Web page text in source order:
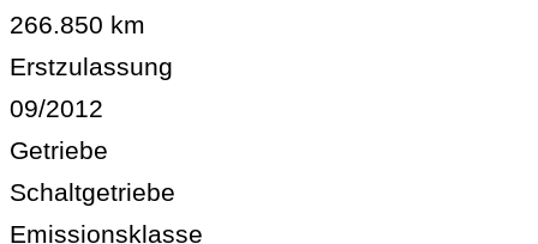
266.850 km
Erstzulassung
09/2012
Getriebe
Schaltgetriebe
Emissionsklasse